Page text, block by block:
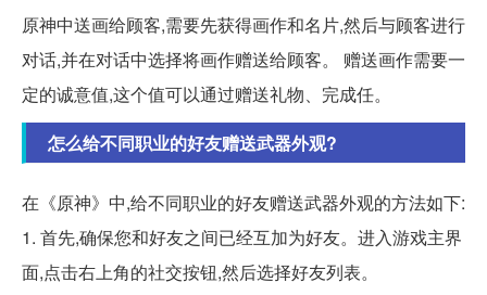
原神中送画给顾客,需要先获得画作和名片,然后与顾客进行
对话,并在对话中选择将画作赠送给顾客。 赠送画作需要一
定的诚意值,这个值可以通过赠送礼物、完成任。
怎么给不同职业的好友赠送武器外观?
在《原神》中,给不同职业的好友赠送武器外观的方法如下:
1. 首先,确保您和好友之间已经互加为好友。进入游戏主界
面,点击右上角的社交按钮,然后选择好友列表。